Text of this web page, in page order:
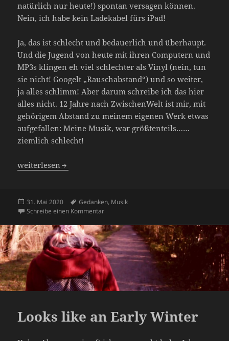
natürlich nur heute!) spontan versagen können.
Nein, ich habe kein Ladekabel fürs iPad!
Ja, das ist schlecht und bedauerlich und überhaupt.
Und die Jugend von heute mit ihren Computern und
MP3s klingen eh viel schlechter als Vinyl (nein, tun
sie nicht! Googelt „Rauschabstand“) und so weiter,
ja alles schlimm! Aber darum schreibe ich das hier
alles nicht. 12 Jahre nach ZwischenWelt ist mir, mit
gehörigem Abstand zu meinem eigenen Werk etwas
aufgefallen: Meine Musik, war größtenteils……
ziemlich schlecht!
Musik ist kein Hobby V2
weiterlesen
Veröffentlicht
am
31. Mai 2020 Schlagwörter
Gedanken, Musik
Schreibe einen Kommentarzu Musik ist kein Hobby V2
Looks like an Early Winter